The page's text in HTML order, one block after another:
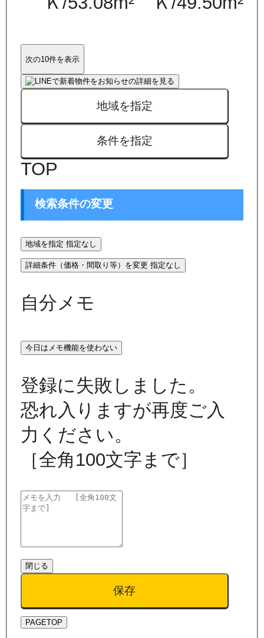
次の10件を表示
地域を指定
条件を指定
TOP
検索条件の変更
地域を指定 指定なし
詳細条件（価格・間取り等）を変更 指定なし
自分メモ
今日はメモ機能を使わない
登録に失敗しました。
恐れ入りますが再度ご入
力ください。
［全角100文字まで］
閉じる
保存
PAGETOP